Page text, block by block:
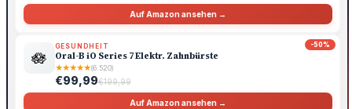
Auf Amazon ansehen →
-50%
🪷
GESUNDHEIT
Oral-B iO Series 7 Elektr. Zahnbürste
★★★★★(6.520)
€99,99€199,99
Auf Amazon ansehen →